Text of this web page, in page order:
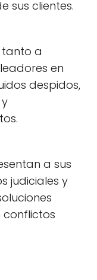
sus clientes.
tanto a
en
despidos,
a sus
judiciales y